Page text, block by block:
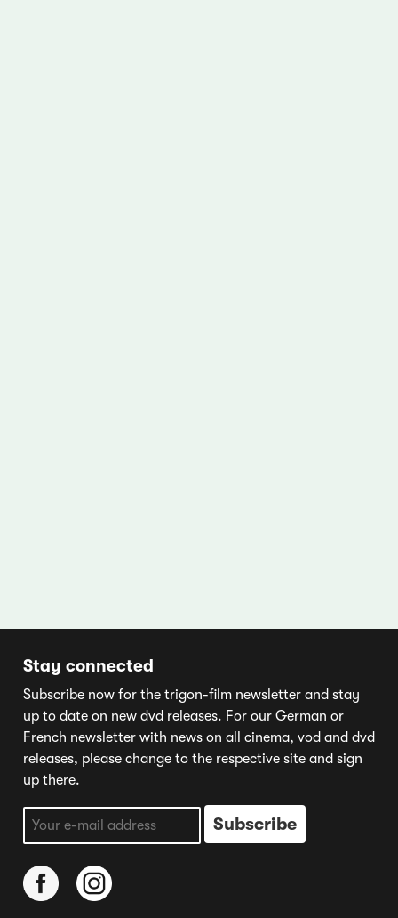
Stay connected
Subscribe now for the trigon-film newsletter and stay
up to date on new dvd releases. For our German or
French newsletter with news on all cinema, vod and dvd
releases, please change to the respective site and sign
up there.